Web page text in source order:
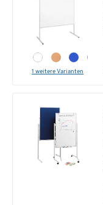
1 weitere Varianten